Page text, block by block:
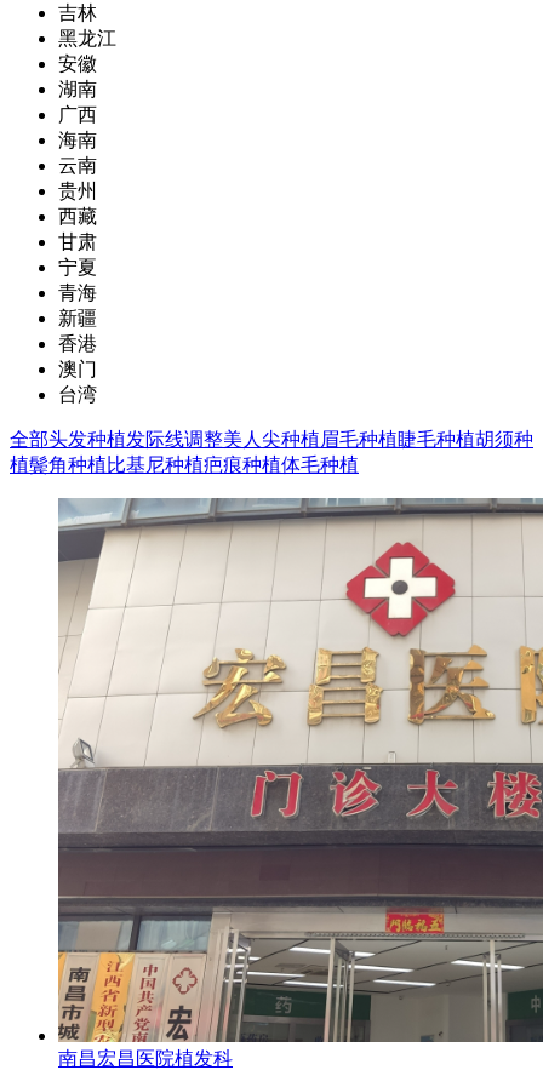
吉林
黑龙江
安徽
湖南
广西
海南
云南
贵州
西藏
甘肃
宁夏
青海
新疆
香港
澳门
台湾
全部头发种植发际线调整美人尖种植眉毛种植睫毛种植胡须种
植鬓角种植比基尼种植疤痕种植体毛种植
南昌宏昌医院植发科